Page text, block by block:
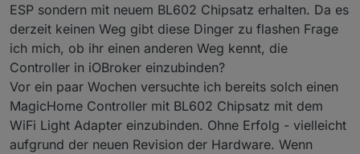
ESP sondern mit neuem BL602 Chipsatz erhalten. Da es
derzeit keinen Weg gibt diese Dinger zu flashen Frage
ich mich, ob ihr einen anderen Weg kennt, die
Controller in iOBroker einzubinden?
Vor ein paar Wochen versuchte ich bereits solch einen
MagicHome Controller mit BL602 Chipsatz mit dem
WiFi Light Adapter einzubinden. Ohne Erfolg - vielleicht
aufgrund der neuen Revision der Hardware. Wenn